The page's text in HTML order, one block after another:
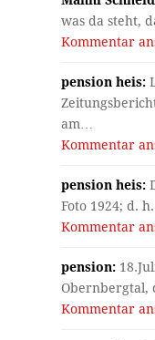
was da steht,
Kommentar
pension heis:
am…
Kommentar
pension heis:
Foto 1924; d.
Kommentar
pension:
Obernbergtal,
Kommentar